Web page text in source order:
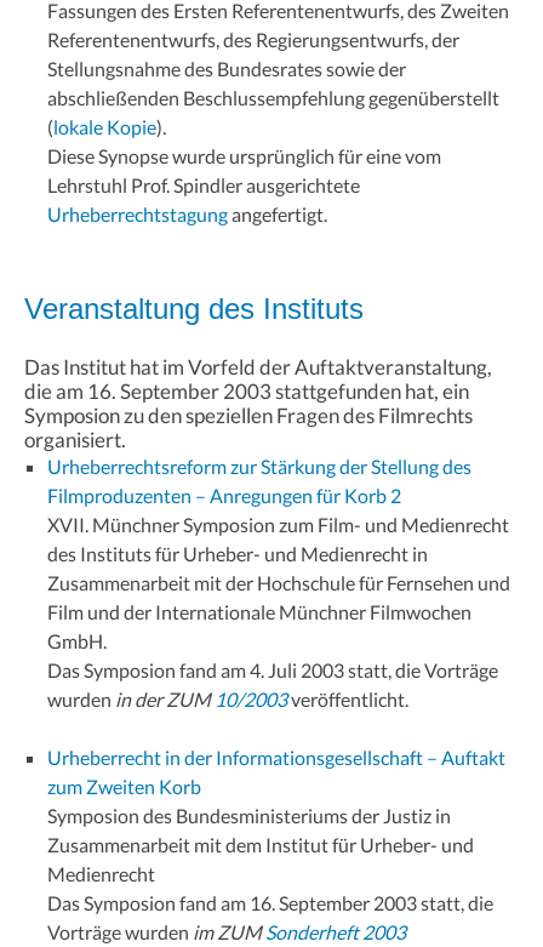
Fassungen des Ersten Referentenentwurfs, des Zweiten
Referentenentwurfs, des Regierungsentwurfs, der
Stellungsnahme des Bundesrates sowie der
abschließenden Beschlussempfehlung gegenüberstellt
(lokale Kopie).
Diese Synopse wurde ursprünglich für eine vom
Lehrstuhl Prof. Spindler ausgerichtete
Urheberrechtstagungangefertigt.
Veranstaltung des Instituts
Das Institut hat im Vorfeld der Auftaktveranstaltung,
die am 16. September 2003 stattgefunden hat, ein
Symposion zu den speziellen Fragen des Filmrechts
organisiert.
Urheberrechtsreform zur Stärkung der Stellung des
Filmproduzenten – Anregungen für Korb 2
XVII. Münchner Symposion zum Film- und Medienrecht
des Instituts für Urheber- und Medienrecht in
Zusammenarbeit mit der Hochschule für Fernsehen und
Film und der Internationale Münchner Filmwochen
GmbH.
Das Symposion fand am 4. Juli 2003 statt, die Vorträge
wurden in der ZUM 10/2003veröffentlicht.
Urheberrecht in der Informationsgesellschaft – Auftakt
zum Zweiten Korb
Symposion des Bundesministeriums der Justiz in
Zusammenarbeit mit dem Institut für Urheber- und
Medienrecht
Das Symposion fand am 16. September 2003 statt, die
Vorträge wurden im ZUMSonderheft 2003